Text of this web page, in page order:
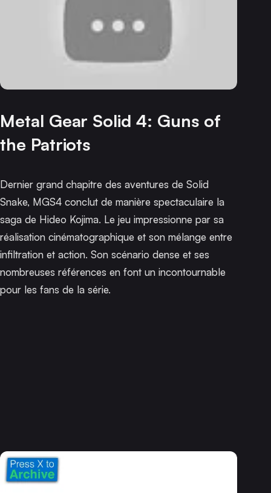
Metal Gear Solid 4: Guns of
the Patriots
Dernier grand chapitre des aventures de Solid
Snake, MGS4 conclut de manière spectaculaire la
saga de Hideo Kojima. Le jeu impressionne par sa
réalisation cinématographique et son mélange entre
infiltration et action. Son scénario dense et ses
nombreuses références en font un incontournable
pour les fans de la série.